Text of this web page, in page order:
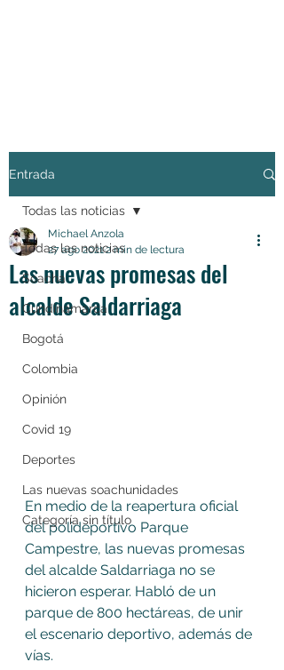
Entrada
Todas las noticias
Soacha
Cundinamarca
Bogotá
Colombia
Opinión
Covid 19
Deportes
Las nuevas soachunidades
Categoría sin título
Todas las noticias
Las nuevas promesas del
alcalde Saldarriaga
Michael Anzola
27 ago 20212 min de lectura
En medio de la reapertura oficial
del polideportivo Parque
Campestre, las nuevas promesas
del alcalde Saldarriaga no se
hicieron esperar. Habló de un
parque de 800 hectáreas, de unir
el escenario deportivo, además de
vías.